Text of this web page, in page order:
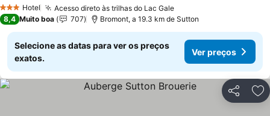
3 EstrelasHotel Acesso direto às trilhas do Lac GaleVer preços
8,4 Muito boa 707 Bromont, a 19.3 km de Sutton
Selecione as datas para ver os preços
exatos.
Ver preços
Partilhar